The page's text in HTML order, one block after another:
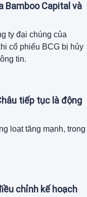
Bamboo Capital và
ty đại chúng của
cổ phiếu BCG bị hủy
tin.
tiếp tục là động
loạt tăng mạnh, trong
chỉnh kế hoạch